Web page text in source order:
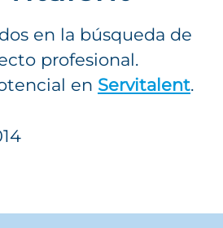
en la búsqueda de
profesional.
en Servitalent.